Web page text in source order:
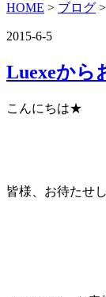
HOME > ブログ
2015-6-5
Luexeから
こんにちは★
皆様、お待たせ